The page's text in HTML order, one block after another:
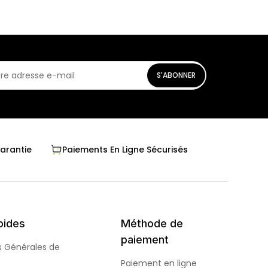
S'ABONNER
Paiements En Ligne Sécurisés
Générales de
Méthode de
paiement
Paiement en ligne